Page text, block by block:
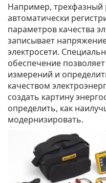
Например, трехфазный
автоматически
параметров качества
записывает
электросети.
обеспечение
измерений и
качеством
создать картину
определить, как
модернизировать.